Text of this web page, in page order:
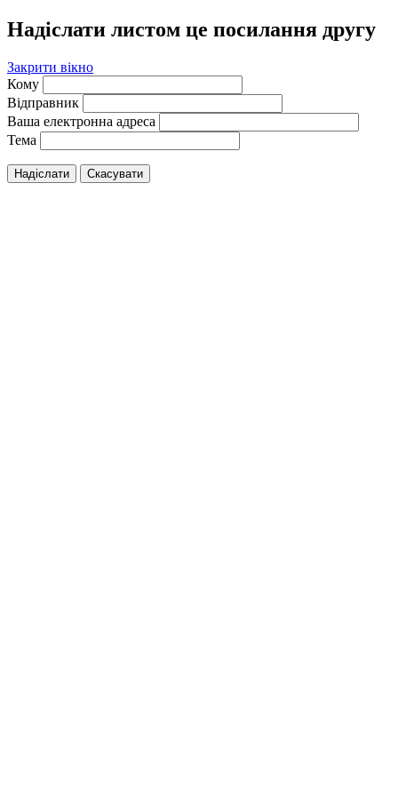
Надіслати листом це посилання другу
Закрити вікно
Кому
Відправник
Ваша електронна адреса
Тема
Надіслати Скасувати